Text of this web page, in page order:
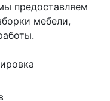
предоставляем
мебели,